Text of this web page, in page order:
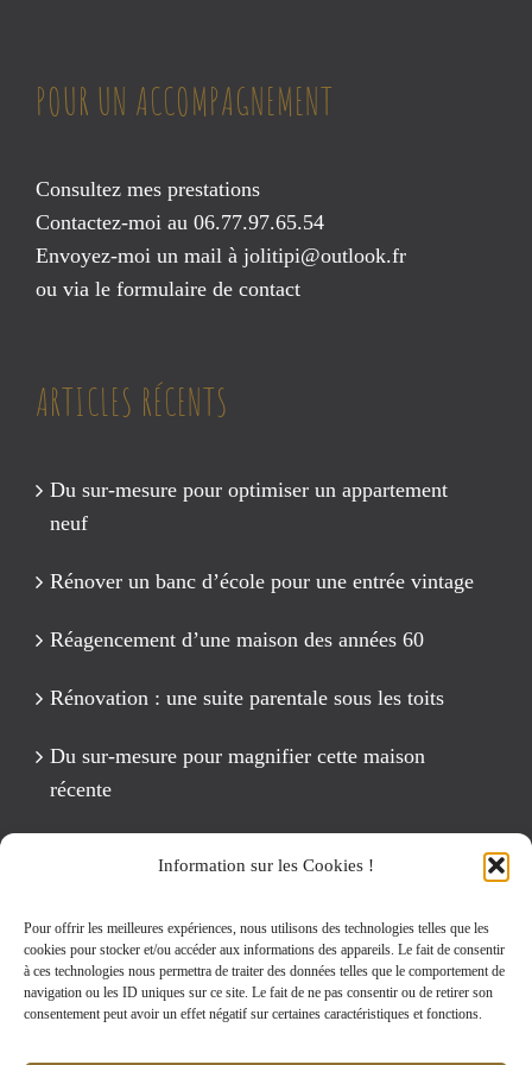
Information sur les Cookies !
Pour offrir les meilleures expériences, nous utilisons des technologies telles que les
cookies pour stocker et/ou accéder aux informations des appareils. Le fait de consentir
à ces technologies nous permettra de traiter des données telles que le comportement de
navigation ou les ID uniques sur ce site. Le fait de ne pas consentir ou de retirer son
consentement peut avoir un effet négatif sur certaines caractéristiques et fonctions.
POUR UN ACCOMPAGNEMENT
Consultez mes prestations
Contactez-moi au 06.77.97.65.54
Envoyez-moi un mail à jolitipi@outlook.fr
ou via le formulaire de contact
ARTICLES RÉCENTS
Du sur-mesure pour optimiser un appartement
neuf
Rénover un banc d’école pour une entrée vintage
Réagencement d’une maison des années 60
Rénovation : une suite parentale sous les toits
Du sur-mesure pour magnifier cette maison
récente
Rechercher: